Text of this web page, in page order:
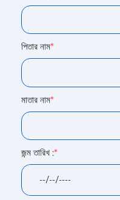
পিতার নাম*
মাতার নাম*
জন্ম তারিখ :*